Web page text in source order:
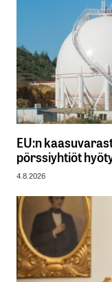
EU:n
pörssiyhtiöt
4.8.2026